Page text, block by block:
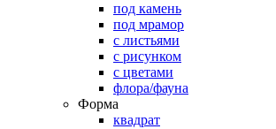
под камень
под мрамор
с листьями
с рисунком
с цветами
флора/фауна
Форма
квадрат